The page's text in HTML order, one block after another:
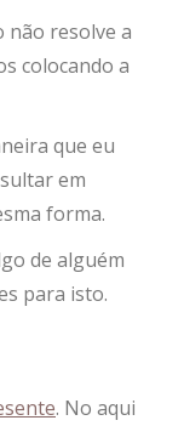
não resolve a
colocando a
que eu
em
forma.
de alguém
para isto.
. No aqui